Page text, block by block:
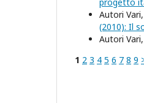
Autori Vari,
(2010): Il
Autori Vari,
1 2 3 4 5 6 7 8 9